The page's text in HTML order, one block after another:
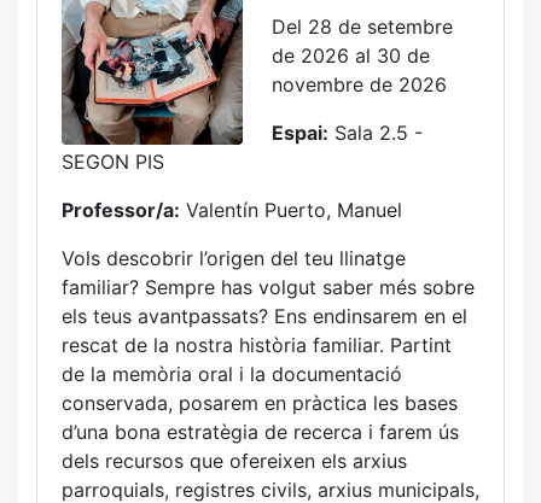
Del 28 de setembre
de 2026 al 30 de
novembre de 2026
Espai: Sala 2.5 -
SEGON PIS
Professor/a: Valentín Puerto, Manuel
Vols descobrir l’origen del teu llinatge
familiar? Sempre has volgut saber més sobre
els teus avantpassats? Ens endinsarem en el
rescat de la nostra història familiar. Partint
de la memòria oral i la documentació
conservada, posarem en pràctica les bases
d’una bona estratègia de recerca i farem ús
dels recursos que ofereixen els arxius
parroquials, registres civils, arxius municipals,